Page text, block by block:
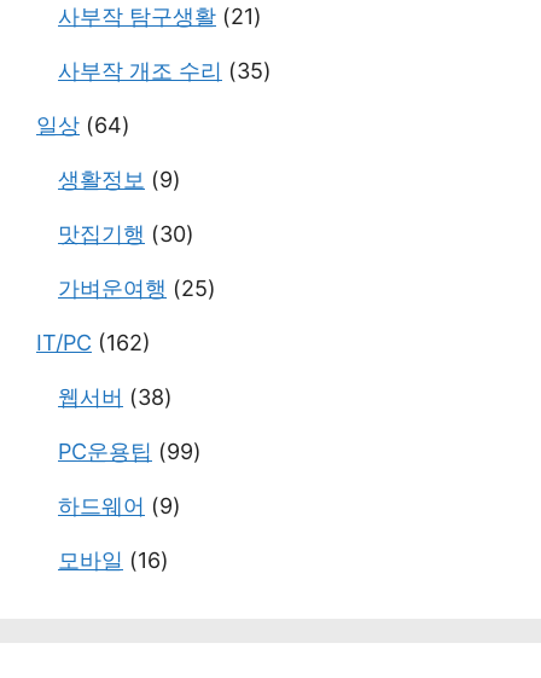
사부작 탐구생활 (21)
사부작 개조 수리 (35)
일상 (64)
생활정보 (9)
맛집기행 (30)
가벼운여행 (25)
IT/PC (162)
웹서버 (38)
PC운용팁 (99)
하드웨어 (9)
모바일 (16)